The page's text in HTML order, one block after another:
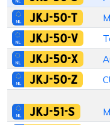
JKJ-50-T
JKJ-50-V
JKJ-50-X
JKJ-50-Z
JKJ-51-S